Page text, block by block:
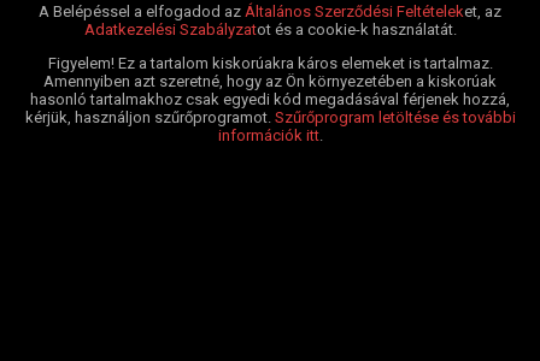
A Belépéssel a elfogadod az Általános Szerződési Feltételeket, az
Adatkezelési Szabályzatot és a cookie-k használatát.
Figyelem! Ez a tartalom kiskorúakra káros elemeket is tartalmaz.
Amennyiben azt szeretné, hogy az Ön környezetében a kiskorúak
hasonló tartalmakhoz csak egyedi kód megadásával férjenek hozzá,
kérjük, használjon szűrőprogramot. Szűrőprogram letöltése és további
információk itt.